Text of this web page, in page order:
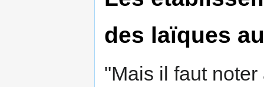
des laïques
"Mais il faut